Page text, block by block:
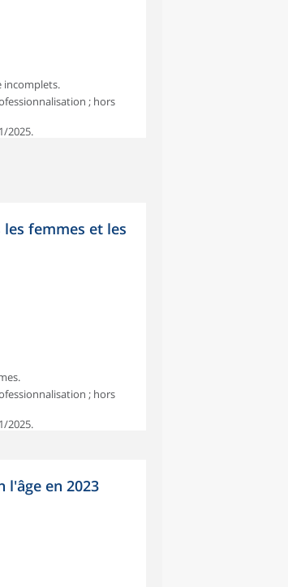
incomplets.
; hors
2025.
les femmes et les
; hors
2025.
l'âge en 2023